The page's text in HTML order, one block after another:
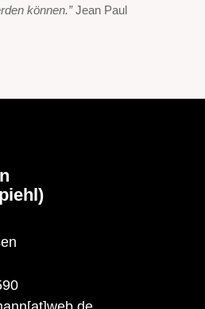
können.”Jean Paul